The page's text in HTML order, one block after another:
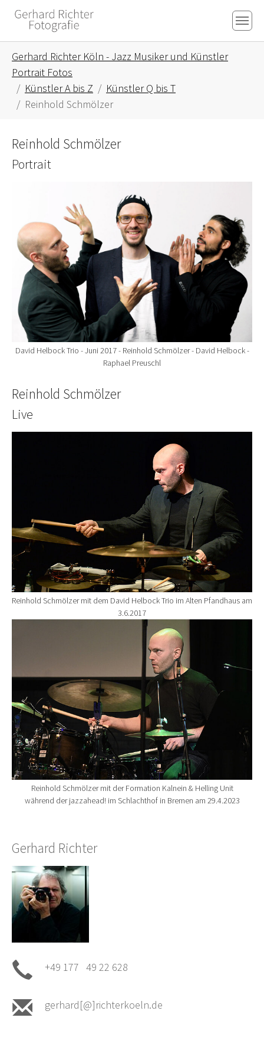
Skip to main content
Skip to page footer
Gerhard Richter Köln - Jazz Musiker und Künstler
Portrait Fotos
Künstler A bis Z
Künstler Q bis T
Reinhold Schmölzer
Reinhold Schmölzer
Portrait
David Helbock Trio - Juni 2017 - Reinhold Schmölzer - David Helbock -
Raphael Preuschl
Reinhold Schmölzer
Live
Reinhold Schmölzer mit dem David Helbock Trio im Alten Pfandhaus am
3.6.2017
Reinhold Schmölzer mit der Formation Kalnein & Helling Unit
während der jazzahead! im Schlachthof in Bremen am 29.4.2023
Gerhard Richter
+49 177 49 22 628
gerhard[@]richterkoeln.de